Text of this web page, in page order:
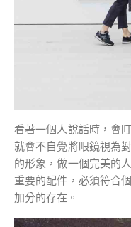
看著一個人說話時，會
就會不自覺將眼鏡視為
的形象，做一個完美的
重要的配件，必須符合
加分的存在。